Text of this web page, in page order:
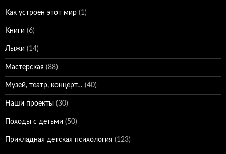
Как устроен этот мир (1)
Книги (6)
Лыжи (14)
Мастерская (88)
Музей, театр, концерт… (40)
Наши проекты (30)
Походы с детьми (50)
Прикладная детская психология (123)